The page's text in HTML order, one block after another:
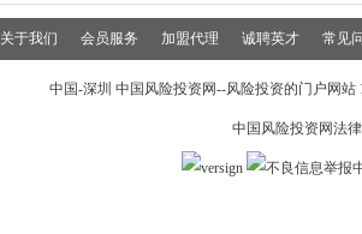
关于我们 会员服务 加盟代理 诚聘英才 常见
中国-深圳 中国风险投资网--风险投资的门户网
中国风险投资网法